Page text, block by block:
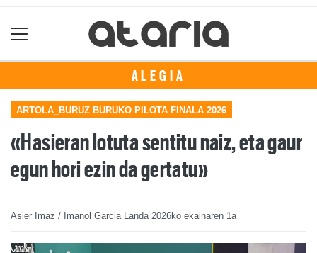
ALEGIA
ARTOLA_BURUZ BURUKO PILOTA FINALA 2026
«Hasieran lotuta sentitu naiz, eta gaur
egun hori ezin da gertatu»
Asier Imaz / Imanol Garcia Landa 2026ko ekainaren 1a